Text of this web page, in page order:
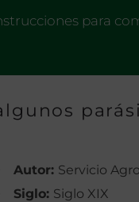
para
Autor: Servicio
Siglo: Siglo XIX